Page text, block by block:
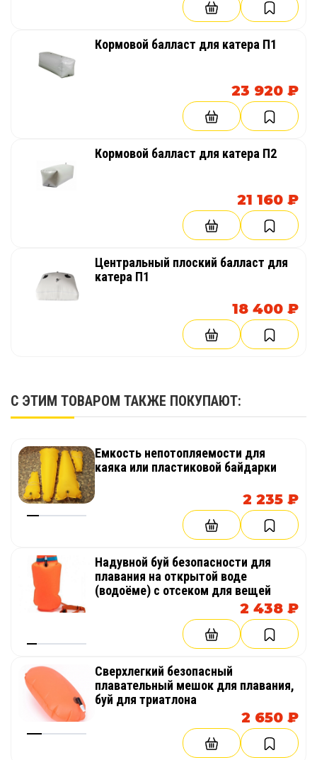
Кормовой балласт для катера П1
23 920 ₽
Кормовой балласт для катера П2
21 160 ₽
Центральный плоский балласт для
катера П1
18 400 ₽
С ЭТИМ ТОВАРОМ ТАКЖЕ ПОКУПАЮТ:
Емкость непотопляемости для
каяка или пластиковой байдарки
2 235 ₽
Надувной буй безопасности для
плавания на открытой воде
(водоёме) с отсеком для вещей
2 438 ₽
Сверхлегкий безопасный
плавательный мешок для плавания,
буй для триатлона
2 650 ₽